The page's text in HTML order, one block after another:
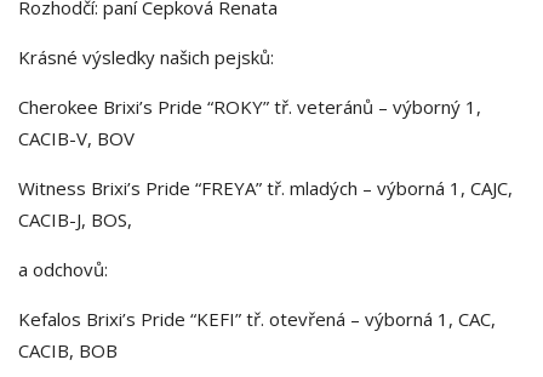
Rozhodčí: paní Cepková Renata
Krásné výsledky našich pejsků:
Cherokee Brixi’s Pride “ROKY” tř. veteránů – výborný 1,
CACIB-V, BOV
Witness Brixi’s Pride “FREYA” tř. mladých – výborná 1, CAJC,
CACIB-J, BOS,
a odchovů:
Kefalos Brixi’s Pride “KEFI” tř. otevřená – výborná 1, CAC,
CACIB, BOB